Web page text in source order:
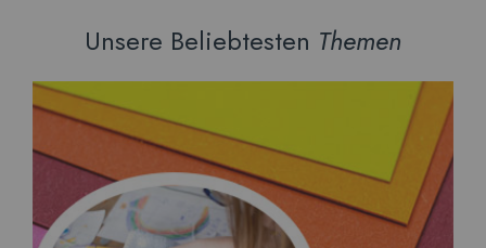
Unsere Beliebtesten Themen